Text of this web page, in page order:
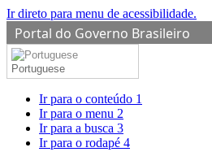
Ir direto para menu de acessibilidade.
Portal do Governo Brasileiro
Portuguese
Ir para o conteúdo 1
Ir para o menu 2
Ir para a busca 3
Ir para o rodapé 4